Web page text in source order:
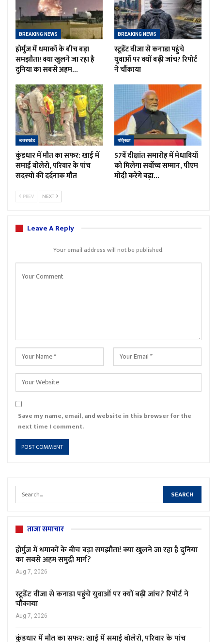
BREAKING NEWS
होर्मुज में धमाकों के बीच बड़ा
समझौता! क्या खुलने जा रहा है
दुनिया का सबसे अहम…
BREAKING NEWS
स्टूडेंट वीजा से कनाडा पहुंचे
युवाओं पर क्यों बढ़ी जांच? रिपोर्ट
ने चौंकाया
उत्तराखंड
कुंडधार में मौत का सफर: खाई में
समाई बोलेरो, परिवार के पांच
सदस्यों की दर्दनाक मौत
पत्रिका
57वें दीक्षांत समारोह में मेधावियों
को मिलेगा सर्वोच्च सम्मान, पीएम
मोदी करेंगे बड़ा…
PREV NEXT
Leave A Reply
Your email address will not be published.
Save my name, email, and website in this browser for the
next time I comment.
ताजा समाचार
होर्मुज में धमाकों के बीच बड़ा समझौता! क्या खुलने जा रहा है दुनिया
का सबसे अहम समुद्री मार्ग?
Aug 7, 2026
स्टूडेंट वीजा से कनाडा पहुंचे युवाओं पर क्यों बढ़ी जांच? रिपोर्ट ने
चौंकाया
Aug 7, 2026
कुंडधार में मौत का सफर: खाई में समाई बोलेरो, परिवार के पांच